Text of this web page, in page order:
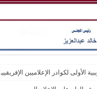
الأولى لكوادر الإعلاميين